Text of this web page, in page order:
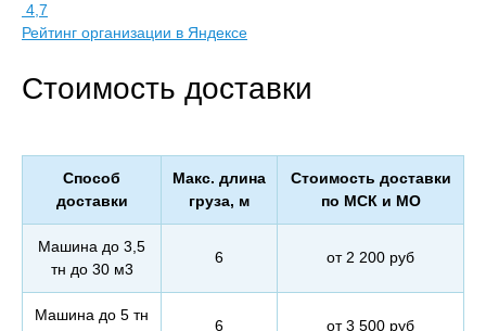
4,7
Рейтинг организации в Яндексе
Стоимость доставки
Способ
доставки
Макс. длина
груза, м
Стоимость доставки
по МСК и МО
Машина до 3,5
тн до 30 м3
6 от 2 200 руб
Машина до 5 тн
6 от 3 500 руб